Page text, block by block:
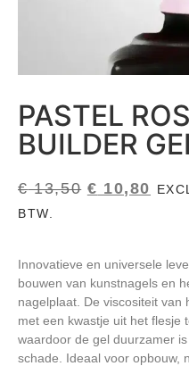
PASTEL
BUILDER
€13,50 € 10,80
BTW.
Innovatieve en universele
bouwen van kunstnagels en
nagelplaat. De viscositeit van
met een kwastje uit het flesje
waardoor de gel duurzamer
schade. Ideaal voor opbouw,